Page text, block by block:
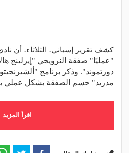
كشف تقرير إسباني، الثلاثاء، أن
"عمليًا" صفقة النرويجي "إيرلينج
دورتموند". وذكر برنامج
مدريد" حسم الصفقة بشكل
اقرأ المزيد